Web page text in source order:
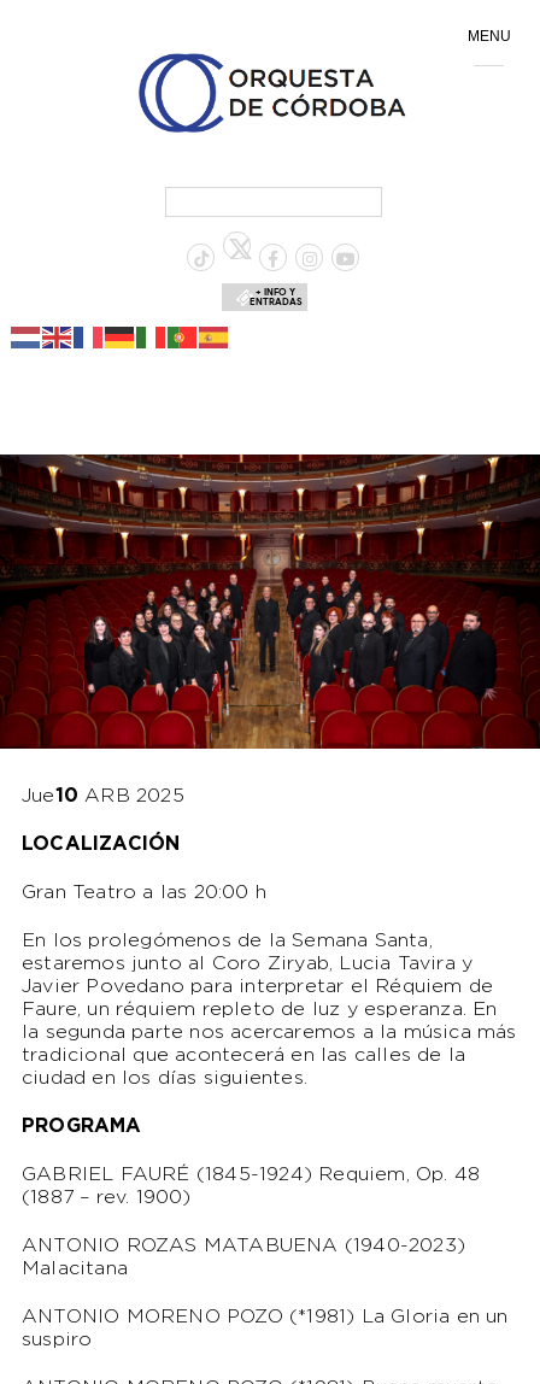
+ INFO Y
ENTRADAS
Jue10 ARB 2025
LOCALIZACIÓN
Gran Teatro a las 20:00 h
En los prolegómenos de la Semana Santa,
estaremos junto al Coro Ziryab, Lucia Tavira y
Javier Povedano para interpretar el Réquiem de
Faure, un réquiem repleto de luz y esperanza. En
la segunda parte nos acercaremos a la música más
tradicional que acontecerá en las calles de la
ciudad en los días siguientes.
PROGRAMA
GABRIEL FAURÉ (1845-1924) Requiem, Op. 48
(1887 – rev. 1900)
ANTONIO ROZAS MATABUENA (1940-2023)
Malacitana
ANTONIO MORENO POZO (*1981) La Gloria en un
suspiro
MENU